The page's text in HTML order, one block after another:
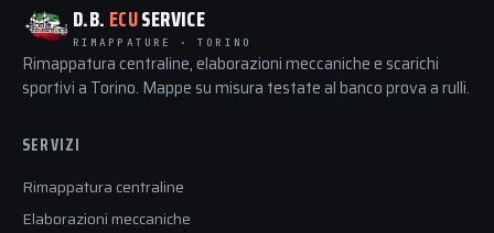
D.B. ECUSERVICE
RIMAPPATURE · TORINO
Rimappatura centraline, elaborazioni meccaniche e scarichi
sportivi a Torino. Mappe su misura testate al banco prova a rulli.
SERVIZI
Rimappatura centraline
Elaborazioni meccaniche